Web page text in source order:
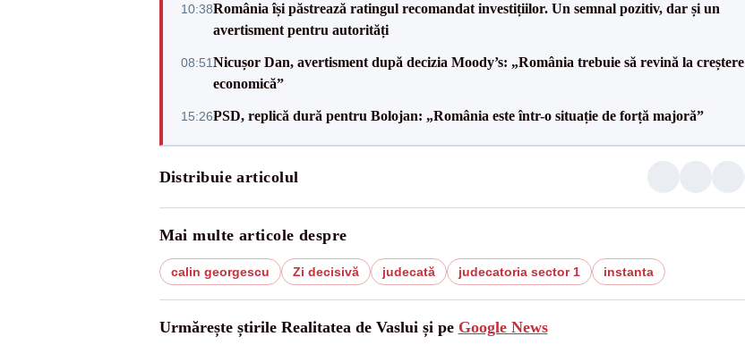
10:38România își păstrează ratingul recomandat investițiilor. Un semnal pozitiv, dar și un
avertisment pentru autorități
08:51Nicușor Dan, avertisment după decizia Moody’s: „România trebuie să revină la creștere
economică”
15:26PSD, replică dură pentru Bolojan: „România este într-o situație de forță majoră”
Distribuie articolul
Mai multe articole despre
calin georgescu Zi decisivă judecată judecatoria sector 1 instanta
Urmărește știrile Realitatea de Vaslui și pe Google News